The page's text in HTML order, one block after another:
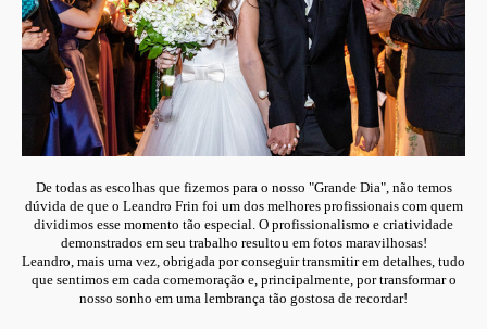
De todas as escolhas que fizemos para o nosso "Grande Dia", não temos
dúvida de que o Leandro Frin foi um dos melhores profissionais com quem
dividimos esse momento tão especial. O profissionalismo e criatividade
demonstrados em seu trabalho resultou em fotos maravilhosas!
Leandro, mais uma vez, obrigada por conseguir transmitir em detalhes, tudo
que sentimos em cada comemoração e, principalmente, por transformar o
nosso sonho em uma lembrança tão gostosa de recordar!